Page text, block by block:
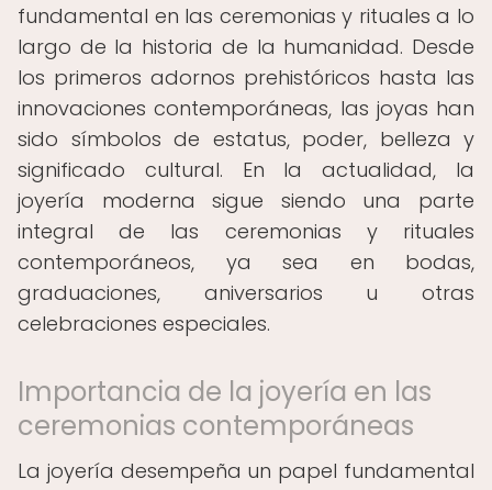
fundamental en las ceremonias y rituales a lo
largo de la historia de la humanidad. Desde
los primeros adornos prehistóricos hasta las
innovaciones contemporáneas, las joyas han
sido símbolos de estatus, poder, belleza y
significado cultural. En la actualidad, la
joyería moderna sigue siendo una parte
integral de las ceremonias y rituales
contemporáneos, ya sea en bodas,
graduaciones, aniversarios u otras
celebraciones especiales.
Importancia de la joyería en las
ceremonias contemporáneas
La joyería desempeña un papel fundamental